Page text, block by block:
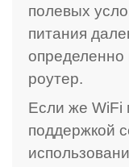
полевых
питания
роутер.
Если же WiFi
поддержкой